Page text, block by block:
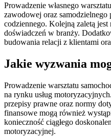
Prowadzenie własnego
zawodowej oraz
codziennego. Kolejną zaletą
doświadczeń w branży.
budowania relacji z klientami
Jakie wyzwania
Prowadzenie warsztatu
na rynku usług
przepisy prawne oraz normy
finansowe mogą również
konieczność ciągłego
motoryzacyjnej.